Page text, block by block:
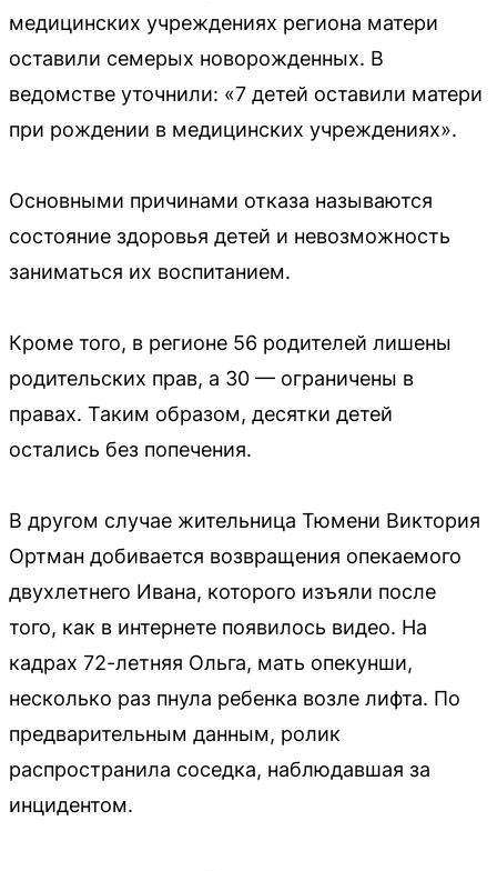
медицинских учреждениях региона матери
оставили семерых новорожденных. В
ведомстве уточнили: «7 детей оставили матери
при рождении в медицинских учреждениях».
Основными причинами отказа называются
состояние здоровья детей и невозможность
заниматься их воспитанием.
Кроме того, в регионе 56 родителей лишены
родительских прав, а 30 — ограничены в
правах. Таким образом, десятки детей
остались без попечения.
В другом случае жительница Тюмени Виктория
Ортман добивается возвращения опекаемого
двухлетнего Ивана, которого изъяли после
того, как в интернете появилось видео. На
кадрах 72-летняя Ольга, мать опекунши,
несколько раз пнула ребенка возле лифта. По
предварительным данным, ролик
распространила соседка, наблюдавшая за
инцидентом.